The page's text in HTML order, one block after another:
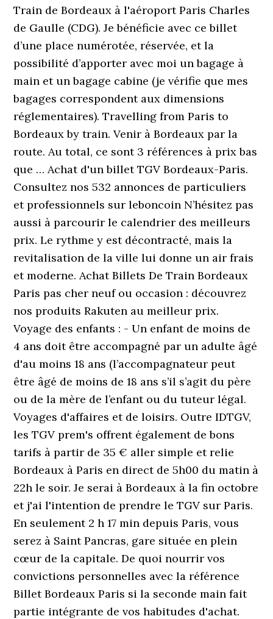
Train de Bordeaux à l'aéroport Paris Charles
de Gaulle (CDG). Je bénéficie avec ce billet
d’une place numérotée, réservée, et la
possibilité d’apporter avec moi un bagage à
main et un bagage cabine (je vérifie que mes
bagages correspondent aux dimensions
réglementaires). Travelling from Paris to
Bordeaux by train. Venir à Bordeaux par la
route. Au total, ce sont 3 références à prix bas
que … Achat d'un billet TGV Bordeaux-Paris.
Consultez nos 532 annonces de particuliers
et professionnels sur leboncoin N’hésitez pas
aussi à parcourir le calendrier des meilleurs
prix. Le rythme y est décontracté, mais la
revitalisation de la ville lui donne un air frais
et moderne. Achat Billets De Train Bordeaux
Paris pas cher neuf ou occasion : découvrez
nos produits Rakuten au meilleur prix.
Voyage des enfants : - Un enfant de moins de
4 ans doit être accompagné par un adulte âgé
d'au moins 18 ans (l’accompagnateur peut
être âgé de moins de 18 ans s’il s’agit du père
ou de la mère de l’enfant ou du tuteur légal.
Voyages d'affaires et de loisirs. Outre IDTGV,
les TGV prem's offrent également de bons
tarifs à partir de 35 € aller simple et relie
Bordeaux à Paris en direct de 5h00 du matin à
22h le soir. Je serai à Bordeaux à la fin octobre
et j'ai l'intention de prendre le TGV sur Paris.
En seulement 2 h 17 min depuis Paris, vous
serez à Saint Pancras, gare située en plein
cœur de la capitale. De quoi nourrir vos
convictions personnelles avec la référence
Billet Bordeaux Paris si la seconde main fait
partie intégrante de vos habitudes d'achat.